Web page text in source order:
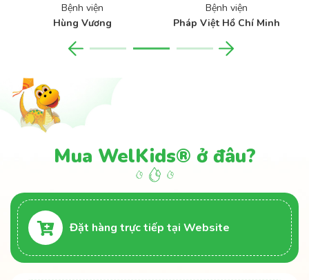
Bệnh viện
Hùng Vương
Bệnh viện
Pháp Việt Hồ Chí Minh
Mua WelKids® ở đâu?
Đặt hàng trực tiếp tại Website